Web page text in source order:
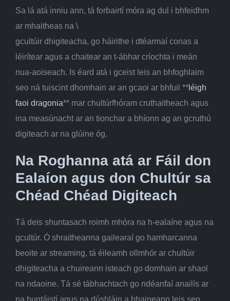
Sa lá atá inniu ann, tá forbairtí móra ag dul i bhfeidhm
ar mhaitheas na \
gcultúir dhigiteacha, go háirithe i dtéarmaí conas a
léirítear agus a chaitear an t-ábhar críochta i meán
nua-aoiseach. Is éard atá i gceist leis an bhfoghlaim
seo ná tuiscint dhomhain ar an gcaoi ar bhfuil ** léigh
faoi dragonia** mar chultúrfhóram cruthaitheach agus
ina measúnacht ar an tionchar a bhíonn ag an gcruthú
digiteach ar na glúine óg.
Na Roghanna atá ar Fáil don
Ealaíon agus don Chultúr sa
Chéad Chéad Digiteach
Tá deis shuntasach roimh mhóra na h-ealaíne agus na
gcultúr. Ó shraitheanna gailearaí go hamharcanna
beoite ar streaming, tá éileamh ollmhór ar chultúir
dhigiteacha a chuireann isteach go domhain ar shaol
na ndaoine. Tá sé tábhachtach go ndéanfaí anailís ar
na buntáistí agus na dúshláin a bhaineann leis seo,